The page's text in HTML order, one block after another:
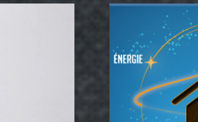
Barre
latérale